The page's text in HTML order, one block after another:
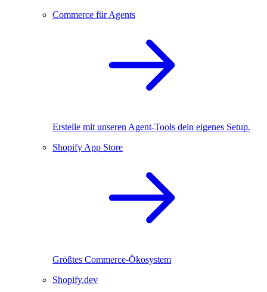
Commerce für Agents
Erstelle mit unseren Agent-Tools dein eigenes Setup.
Shopify App Store
Größtes Commerce-Ökosystem
Shopify.dev